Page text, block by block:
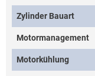
Zylinder Bauart
Motormanagement
Motorkühlung